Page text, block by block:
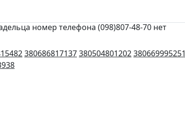
номер телефона (098)807-48-70 нет
380686817137380504801202380669995251